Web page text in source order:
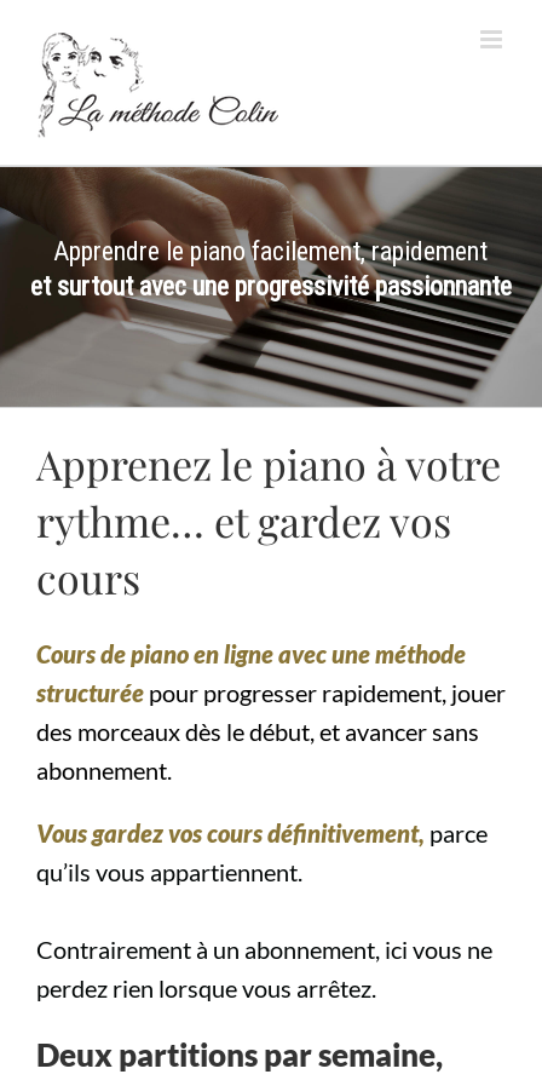
contenu
Apprendre le piano facilement, rapidement
et surtout avec une progressivité passionnante
Apprenez le piano à votre
rythme… et gardez vos
cours
Cours de piano en ligneavec une méthode
structurée pour progresser rapidement, jouer
des morceaux dès le début, et avancer sans
abonnement.
Vous gardez vos cours définitivement, parce
qu’ils vous appartiennent.
Contrairement à un abonnement, ici vous ne
perdez rien lorsque vous arrêtez.
Deux partitions par semaine,